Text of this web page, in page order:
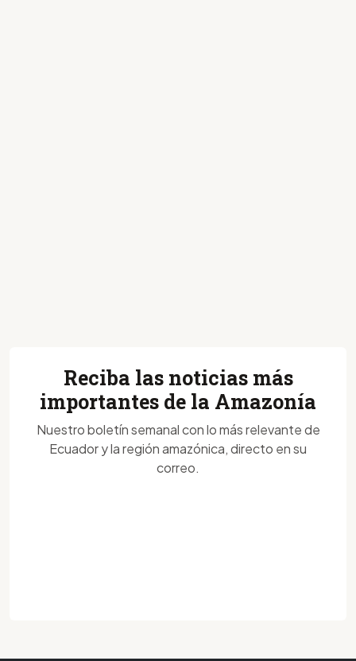
Reciba las noticias más
importantes de la Amazonía
Nuestro boletín semanal con lo más relevante de
Ecuador y la región amazónica, directo en su
correo.